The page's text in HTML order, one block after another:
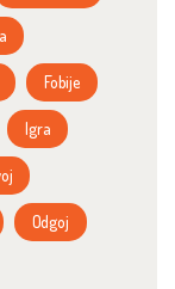
Fobije
Igra
Odgoj